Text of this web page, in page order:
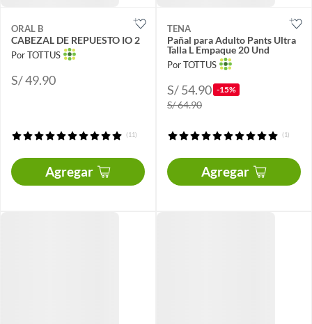
ORAL B
CABEZAL DE REPUESTO IO 2
Por TOTTUS
S/ 49.90
(11)
Agregar
TENA
Pañal para Adulto Pants Ultra
Talla L Empaque 20 Und
Por TOTTUS
S/ 54.90 -15%
S/ 64.90
(1)
Agregar